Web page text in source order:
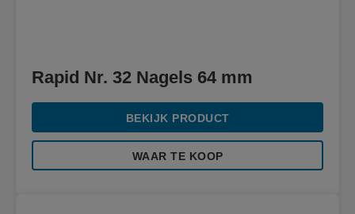
Rapid Nr. 32 Nagels 64 mm
BEKIJK PRODUCT
WAAR TE KOOP